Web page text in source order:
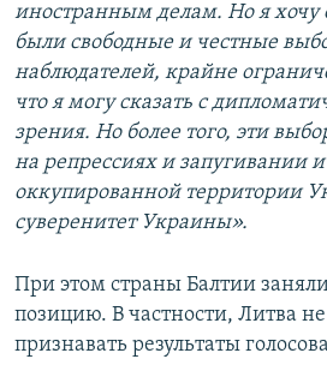
иностранным делам. Но я хочу
были свободные и честные
наблюдателей, крайне
что я могу сказать с
зрения. Но более того, эти
на репрессиях и запугивании
оккупированной территории
суверенитет Украины».
При этом страны Балтии
позицию. В частности, Литва
признавать результаты